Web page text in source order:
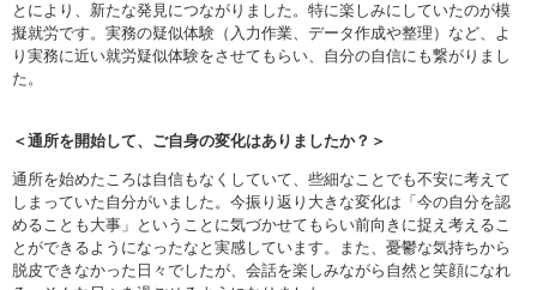
とにより、新たな発見につながりました。特に楽しみにしていたのが模
擬就労です。実務の疑似体験（入力作業、データ作成や整理）など、よ
り実務に近い就労疑似体験をさせてもらい、自分の自信にも繋がりまし
た。
＜通所を開始して、ご自身の変化はありましたか？＞
通所を始めたころは自信もなくしていて、些細なことでも不安に考えて
しまっていた自分がいました。今振り返り大きな変化は「今の自分を認
めることも大事」ということに気づかせてもらい前向きに捉え考えるこ
とができるようになったなと実感しています。また、憂鬱な気持ちから
脱皮できなかった日々でしたが、会話を楽しみながら自然と笑顔になれ